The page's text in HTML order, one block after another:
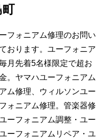
町
フォニアム修理のお問い
おります。ユーフォニア
月先着5名様限定で超お
。ヤマハユーフォニアム
ム修理、ウィルソンユー
ォニアム修理。管楽器修
ーフォニアム調整・ユー
ーフォニアムリペア・ユ